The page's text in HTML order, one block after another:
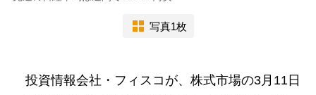
写真1枚
投資情報会社・フィスコが、株式市場の3月11日